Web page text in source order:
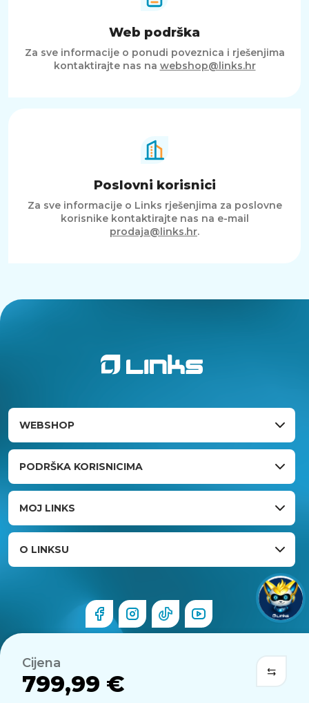
Cijena
799,99 €
Web podrška
Za sve informacije o ponudi poveznica i rješenjima
kontaktirajte nas na webshop@links.hr
Poslovni korisnici
Za sve informacije o Links rješenjima za poslovne
korisnike kontaktirajte nas na e-mail
prodaja@links.hr.
WEBSHOP
PODRŠKA KORISNICIMA
MOJ LINKS
O LINKSU